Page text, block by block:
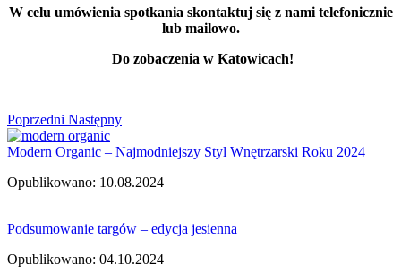
W celu umówienia spotkania skontaktuj się z nami telefonicznie
lub mailowo.
Do zobaczenia w Katowicach!
Poprzedni Następny
Modern Organic – Najmodniejszy Styl Wnętrzarski Roku 2024
Opublikowano: 10.08.2024
Podsumowanie targów – edycja jesienna
Opublikowano: 04.10.2024